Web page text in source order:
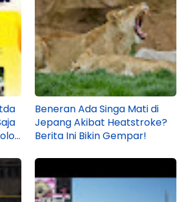
Beneran Ada Singa Mati di
Jepang Akibat Heatstroke?
Berita Ini Bikin Gempar!